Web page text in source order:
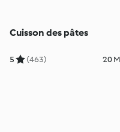
Cuisson des pâtes
5 (463) 20